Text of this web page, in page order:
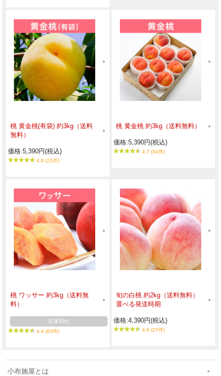
桃 黄金桃(有袋) 約3kg（送料
無料）
価格:5,390円(税込)
4.8 (21件)
桃 黄金桃 約3kg（送料無料）
価格:5,390円(税込)
4.7 (34件)
桃 ワッサー 約3kg（送料無
料）
在庫切れ
4.4 (63件)
旬の白桃 約2kg（送料無料）
選べる発送時期
価格:4,390円(税込)
4.6 (27件)
小布施屋とは